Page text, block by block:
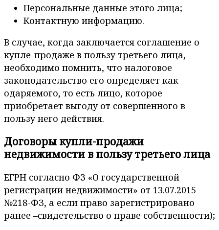
Персональные данные этого лица;
Контактную информацию.
В случае, когда заключается соглашение о
купле-продаже в пользу третьего лица,
необходимо помнить, что налоговое
законодательство его определяет как
одаряемого, то есть лицо, которое
приобретает выгоду от совершенного в
пользу него действия.
Договоры купли-продажи
недвижимости в пользу третьего лица
ЕГРН согласно ФЗ «О государственной
регистрации недвижимости» от 13.07.2015
№218-ФЗ, а если право зарегистрировано
ранее –свидетельство о праве собственности);